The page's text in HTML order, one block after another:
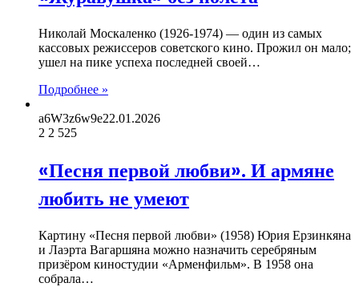
Николай Москаленко (1926-1974) — один из самых
кассовых режиссеров советского кино. Прожил он мало;
ушел на пике успеха последней своей…
Подробнее »
a6W3z6w9e22.01.2026
2 2 525
«Песня первой любви». И армяне
любить не умеют
Картину «Песня первой любви» (1958) Юрия Ерзинкяна
и Лаэрта Вагаршяна можно назначить серебряным
призёром киностудии «Арменфильм». В 1958 она
собрала…